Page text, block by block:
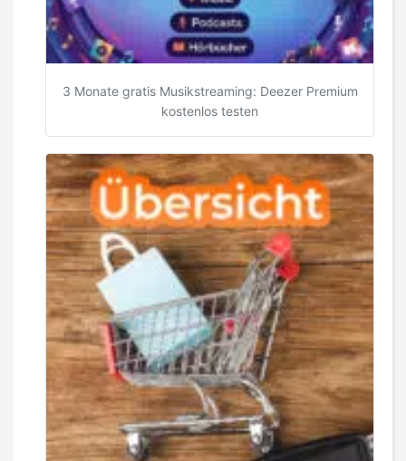
3 Monate gratis Musikstreaming: Deezer Premium
kostenlos testen